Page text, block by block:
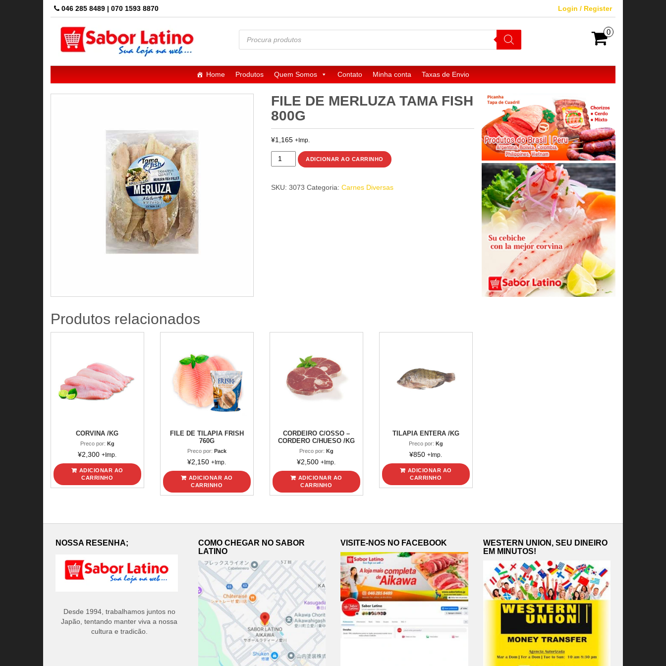
046 285 8489 | 070 1593 8870 Login / Register
0
Pesquisar
produtos
Home Produtos Quem Somos Contato Minha conta Taxas de Envio
FILE DE MERLUZA TAMA FISH
800G
¥1,165 +Imp.
FILE
DE
ADICIONAR AO CARRINHO
SKU: 3073 Categoria: Carnes Diversas
Produtos relacionados
CORVINA /KG
Preco por: Kg
¥2,300 +Imp.
ADICIONAR AO
CARRINHO
FILE DE TILAPIA FRISH
760G
Preco por: Pack
¥2,150 +Imp.
ADICIONAR AO
CARRINHO
CORDEIRO C/OSSO –
CORDERO C/HUESO /KG
Preco por: Kg
¥2,500 +Imp.
ADICIONAR AO
CARRINHO
TILAPIA ENTERA /KG
Preco por: Kg
¥850 +Imp.
ADICIONAR AO
CARRINHO
NOSSA RESENHA;
Desde 1994, trabalhamos juntos no
Japão, tentando manter viva a nossa
cultura e tradicão.
COMO CHEGAR NO SABOR
LATINO
VISITE-NOS NO FACEBOOK
WESTERN UNION, SEU DINEIRO
EM MINUTOS!